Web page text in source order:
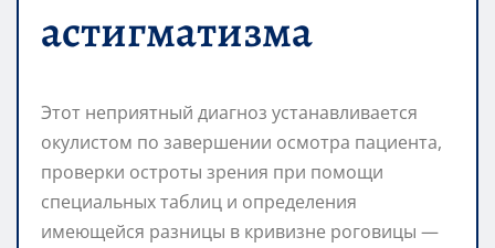
астигматизма
Этот неприятный диагноз устанавливается
окулистом по завершении осмотра пациента,
проверки остроты зрения при помощи
специальных таблиц и определения
имеющейся разницы в кривизне роговицы —